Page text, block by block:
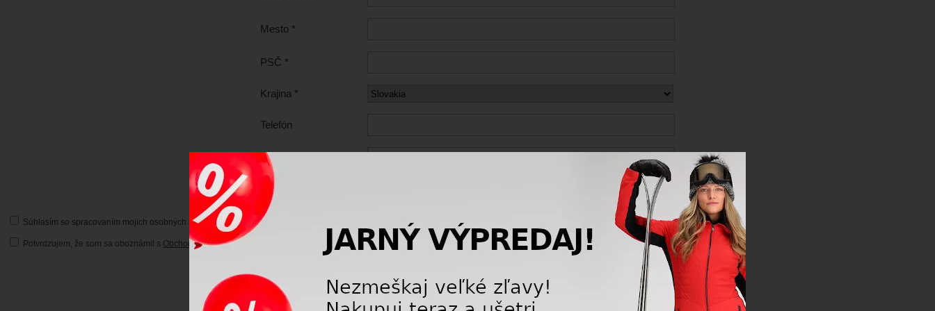
Mesto *
PSČ *
Krajina *
Telefón
Mobil *
Súhlasím so spracovaním mojich osobných údajov za účelom získania reklamných ponúk od prevádzkovateľa stránky www.suwisport.sk
Potvrdzujem, že som sa oboznámil s Obchodnými podmienkami a reklamačným poriadkominternetového obchodu a Zásadami ochrany osobných údajov